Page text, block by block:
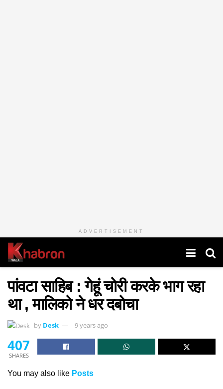
ADVERTISEMENT
पांवटा साहिब : गेहूं चोरी करके भाग रहा
था , मालिको ने धर दबोचा
by Desk 9 years ago
407
SHARES
You may also like Posts